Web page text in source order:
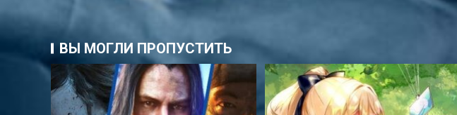
ВЫ МОГЛИ ПРОПУСТИТЬ